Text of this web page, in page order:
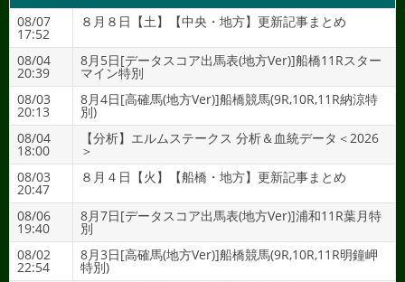
08/07
17:52
８月８日【土】【中央・地方】更新記事まとめ
08/04
20:39
8月5日[データスコア出馬表(地方Ver)]船橋11Rスター
マイン特別
08/03
20:13
8月4日[高確馬(地方Ver)]船橋競馬(9R,10R,11R納涼特
別)
08/04
18:00
【分析】エルムステークス 分析＆血統データ＜2026
＞
08/03
20:47
８月４日【火】【船橋・地方】更新記事まとめ
08/06
19:40
8月7日[データスコア出馬表(地方Ver)]浦和11R葉月特
別
08/02
22:54
8月3日[高確馬(地方Ver)]船橋競馬(9R,10R,11R明鐘岬
特別)